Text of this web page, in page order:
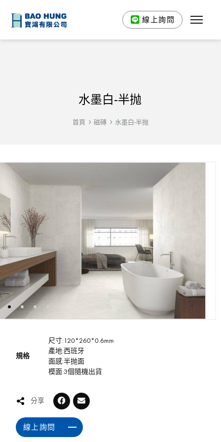
線上詢問
水墨白-半抛
首頁 磁磚 水墨白-半抛
規格
尺寸:120*260*0.6mm
產地:西班牙
面感:半抛面
模面:3個隨機出貨
分享
線上詢問